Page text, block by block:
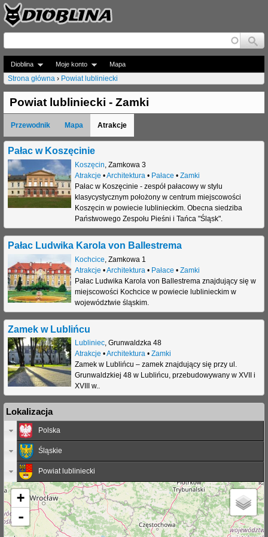
Jump to navigation
Dioblina Moje konto Mapa
J
e
s
t
e
ś
t
u
t
a
j
Strona główna › Powiat lubliniecki
Powiat lubliniecki - Zamki
Przewodnik Mapa Atrakcje
Pałac w Koszęcinie
Koszęcin Zamkowa 3
Atrakcje •Architektura • Pałace • Zamki
Pałac w Koszęcinie - zespół pałacowy w stylu
klasycystycznym położony w centrum miejscowości
Koszęcin w powiecie lublinieckim. Obecna siedziba
Państwowego Zespołu Pieśni i Tańca "Śląsk".
Pałac Ludwika Karola von Ballestrema
Kochcice Zamkowa 1
Atrakcje •Architektura • Pałace • Zamki
Pałac Ludwika Karola von Ballestrema znajdujący się w
miejscowości Kochcice w powiecie lublinieckim w
województwie śląskim.
Zamek w Lublińcu
Lubliniec, Grunwaldzka 48
Atrakcje •Architektura• Zamki
Zamek w Lublińcu – zamek znajdujący się przy ul.
Grunwaldzkiej 48 w Lublińcu, przebudowywany w XVII i
XVIII w..
Lokalizacja
Polska
Śląskie
Powiat lubliniecki
+
-